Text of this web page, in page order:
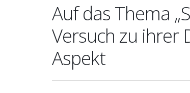
Auf das Thema
Versuch zu ihrer
Aspekt